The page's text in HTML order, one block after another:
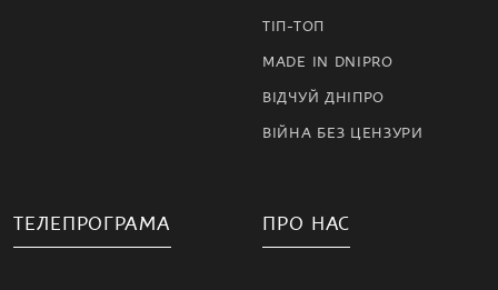
ТІП-ТОП
MADE IN DNIPRO
ВІДЧУЙ ДНІПРО
ВІЙНА БЕЗ ЦЕНЗУРИ
ТЕЛЕПРОГРАМА ПРО НАС